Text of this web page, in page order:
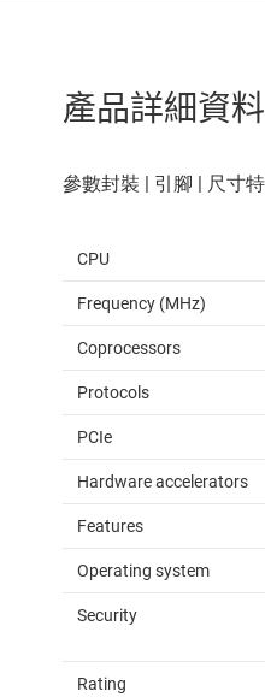
產品詳細資料
CPU
Frequency (MHz)
Coprocessors
Protocols
PCIe
Hardware accelerators
Features
Operating system
Security
Rating